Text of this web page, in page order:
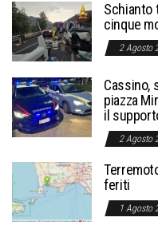
Schianto
cinque
2 Agosto
Cassino,
piazza
il
2 Agosto
feriti
1 Agosto